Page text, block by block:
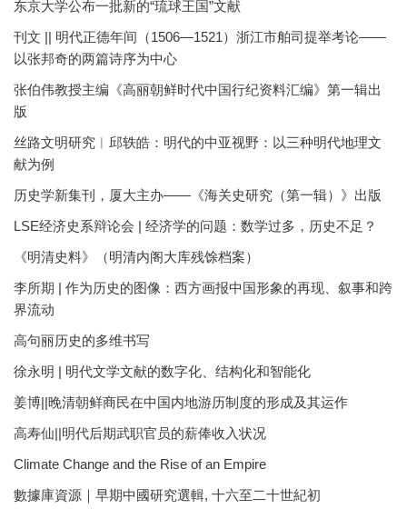
东京大学公布一批新的“琉球王国”文献
刊文 || 明代正德年间（1506—1521）浙江市舶司提举考论——
以张邦奇的两篇诗序为中心
张伯伟教授主编《高丽朝鲜时代中国行纪资料汇编》第一辑出
版
丝路文明研究︱邱轶皓：明代的中亚视野：以三种明代地理文
献为例
历史学新集刊，厦大主办——《海关史研究（第一辑）》出版
LSE经济史系辩论会 | 经济学的问题：数学过多，历史不足？
《明清史料》（明清内阁大库残馀档案）
李所期 | 作为历史的图像：西方画报中国形象的再现、叙事和跨
界流动
高句丽历史的多维书写
徐永明 | 明代文学文献的数字化、结构化和智能化
姜博||晚清朝鲜商民在中国内地游历制度的形成及其运作
高寿仙||明代后期武职官员的薪俸收入状况
Climate Change and the Rise of an Empire
數據庫資源｜早期中國研究選輯, 十六至二十世紀初